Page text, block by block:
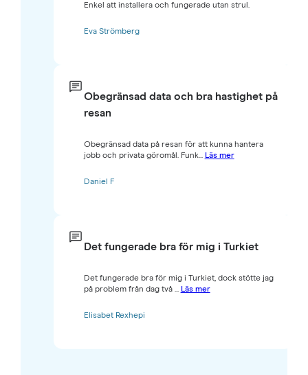
Enkel att installera och fungerade utan strul.
Eva Strömberg
Obegränsad data och bra hastighet på
resan
Obegränsad data på resan för att kunna hantera
jobb och privata göromål. Funk... Läs mer
Daniel F
Det fungerade bra för mig i Turkiet
Det fungerade bra för mig i Turkiet, dock stötte jag
på problem från dag två ... Läs mer
Elisabet Rexhepi